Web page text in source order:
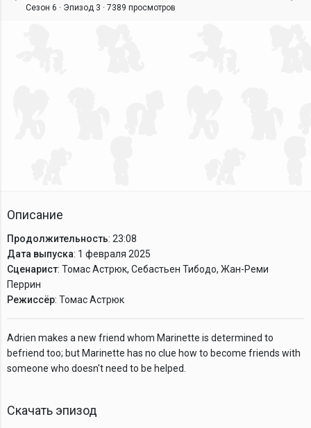
Сезон 6 · Эпизод 3 · 7389 просмотров
Описание
Продолжительность: 23:08
Дата выпуска: 1 февраля 2025
Сценарист: Томас Астрюк, Себастьен Тибодо, Жан-Реми
Перрин
Режиссёр: Томас Астрюк
Adrien makes a new friend whom Marinette is determined to
befriend too; but Marinette has no clue how to become friends with
someone who doesn't need to be helped.
Скачать эпизод